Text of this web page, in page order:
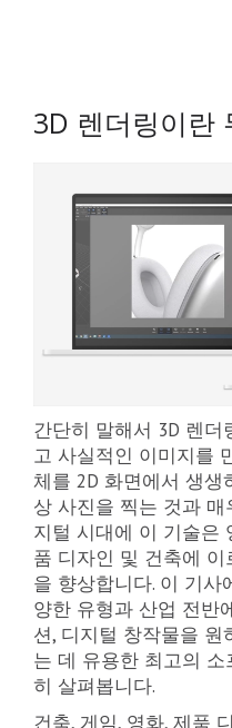
3D 렌더링이란
간단히 말해서 3D 렌
고 사실적인 이미지를
체를 2D 화면에서 생생
상 사진을 찍는 것과 매
지털 시대에 이 기술은
품 디자인 및 건축에
을 향상합니다. 이 기사
양한 유형과 산업 전반
션, 디지털 창작물을
는 데 유용한 최고의
히 살펴봅니다.
건축, 게임, 영화, 제품